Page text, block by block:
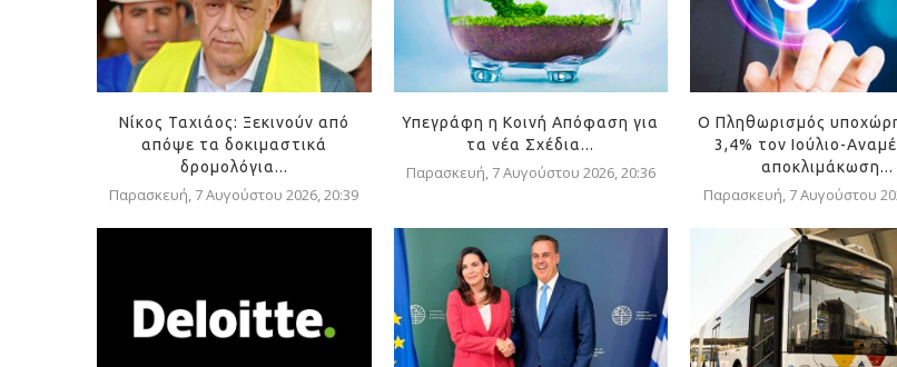
Νίκος Ταχιάος: Ξεκινούν από
απόψε τα δοκιμαστικά
δρομολόγια...
Παρασκευή, 7 Αυγούστου 2026, 20:39
Υπεγράφη η Κοινή Απόφαση για
τα νέα Σχέδια...
Παρασκευή, 7 Αυγούστου 2026, 20:36
Ο Πληθωρισμός
3,4% τον Ιούλιο-
αποκλιμάκωση...
Παρασκευή, 7 Αυγούστου